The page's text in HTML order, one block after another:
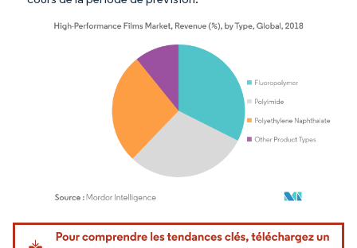
Image © Mordor Intelligence. La réutilisation nécessite une attribution sous CC BY